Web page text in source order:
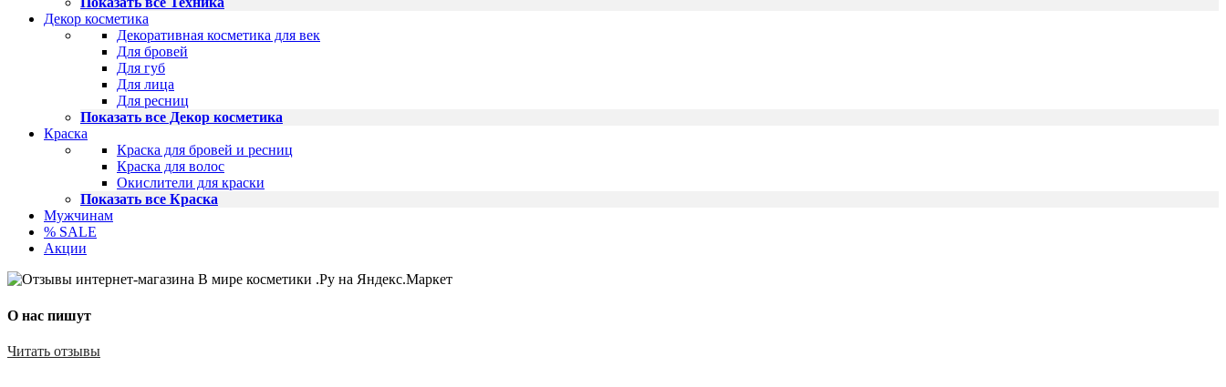
Декор косметика
Декоративная косметика для век
Для бровей
Для губ
Для лица
Для ресниц
Показать все Декор косметика
Краска
Краска для бровей и ресниц
Краска для волос
Окислители для краски
Показать все Краска
Мужчинам
% SALE
Акции
О нас пишут
Читать отзывы